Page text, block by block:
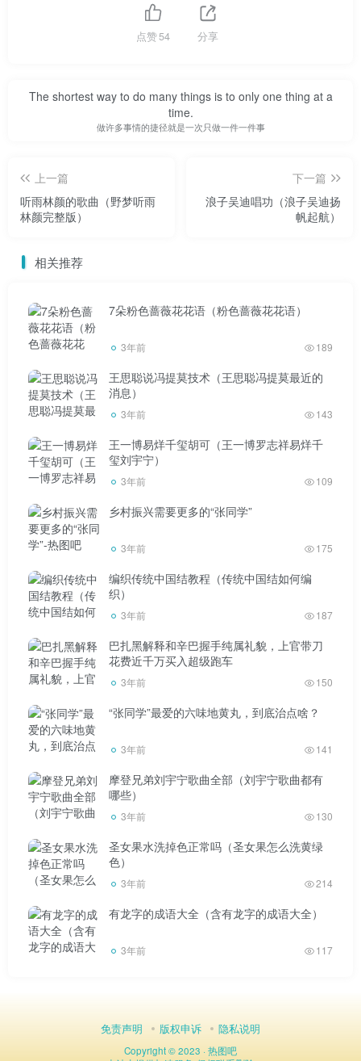
号还有什么好争论的？别人说话好像很得意！不过是靠“演技
炒作”骗人罢了。不是第一个没事的人。如果是，那就更丢人
播”上官带刀，也在随后的直播中嘲讽川可乐“自称第一情感
人”:我不认识他(川可乐)！我们唯一的一次接触是在2020年，
上官带刀。但没想到，当我终于开播的时候，他给我刷回来
他不是很了解，但对他唯一的印象就是“传家宝”。(ps:听上官
带刀前面的话，一点也不像是讽刺！但最后一句“传家宝”可
以说是直接阐明了立场。四川可乐卖“传家宝”几乎成了他最
大的黑料。前段时间跟老方丈和二驴闹矛盾，还被对方嘲
讽。不知道上官带刀你现在是不是在拿你的好兄弟老方丈来
如何看待网络名人，四川可乐？你同意他的“情绪第一”
的说法吗？你觉得上官带刀嘲讽他的原因是什么？请在评论
上官带刀中与边肖分享。喜欢网络名人八卦的小伙伴们，别
忘了关注。(本文部分素材来源于网络上官带刀。如有侵权，
点赞54 分享
The shortest way to do many things is to only one thing at a
time.
做许多事情的捷径就是一次只做一件一件事
上一篇
听雨林颜的歌曲（野梦听雨
林颜完整版）
下一篇
浪子吴迪唱功（浪子吴迪扬
帆起航）
相关推荐
7朵粉色蔷薇花花语（粉色蔷薇花花语）
3年前 189
王思聪说冯提莫技术（王思聪冯提莫最近的
消息）
3年前 143
王一博易烊千玺胡可（王一博罗志祥易烊千
玺刘宇宁）
3年前 109
乡村振兴需要更多的“张同学”
3年前 175
编织传统中国结教程（传统中国结如何编
织）
3年前 187
巴扎黑解释和辛巴握手纯属礼貌，上官带刀
花费近千万买入超级跑车
3年前 150
“张同学”最爱的六味地黄丸，到底治点啥？
3年前 141
摩登兄弟刘宇宁歌曲全部（刘宇宁歌曲都有
哪些）
3年前 130
圣女果水洗掉色正常吗（圣女果怎么洗黄绿
色）
3年前 214
有龙字的成语大全（含有龙字的成语大全）
3年前 117
免责声明 版权申诉 隐私说明
Copyright © 2023 ·热图吧